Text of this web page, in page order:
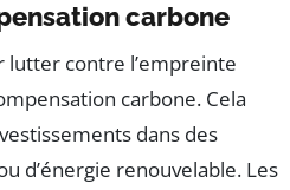
carbone
lutter contre l’empreinte
carbone. Cela
dans des
d’énergie renouvelable. Les